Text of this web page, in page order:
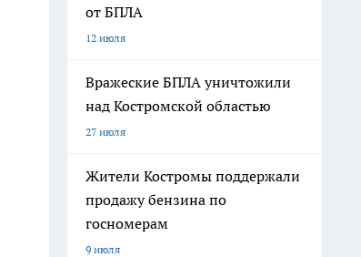
от БПЛА
12 июля
Вражеские БПЛА уничтожили
над Костромской областью
27 июля
Жители Костромы поддержали
продажу бензина по
госномерам
9 июля